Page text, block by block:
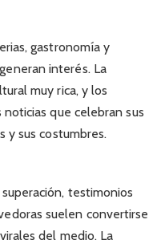
gastronomía y
interés. La
muy rica, y los
que celebran sus
y sus costumbres.
testimonios
suelen convertirse
del medio. La